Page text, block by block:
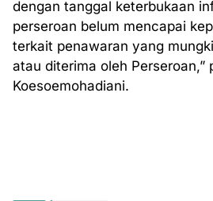
dengan tanggal keterbukaan
perseroan belum mencapai
terkait penawaran yang
atau diterima oleh Perseroan,”
Koesoemohadiani.